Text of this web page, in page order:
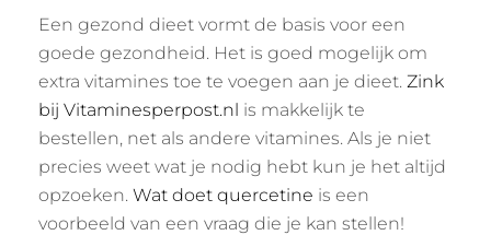
Een gezond dieet vormt de basis voor een
goede gezondheid. Het is goed mogelijk om
extra vitamines toe te voegen aan je dieet. Zink
bij Vitaminesperpost.nl is makkelijk te
bestellen, net als andere vitamines. Als je niet
precies weet wat je nodig hebt kun je het altijd
opzoeken. Wat doet quercetine is een
voorbeeld van een vraag die je kan stellen!